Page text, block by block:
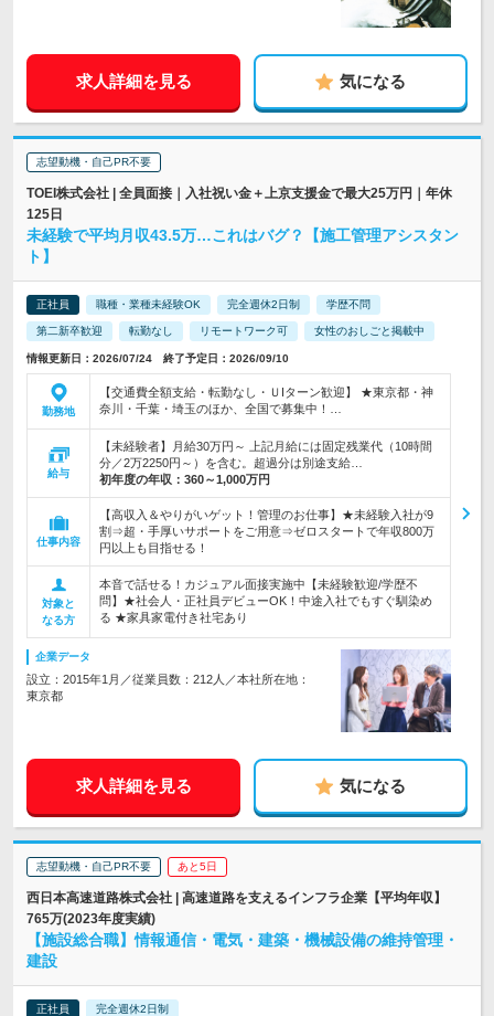
求人詳細を見る 気になる
志望動機・自己PR不要
TOEI株式会社 | 全員面接｜入社祝い金＋上京支援金で最大25万円｜年休
125日
未経験で平均月収43.5万…これはバグ？【施工管理アシスタン
ト】
正社員 職種・業種未経験OK 完全週休2日制 学歴不問
第二新卒歓迎 転勤なし リモートワーク可 女性のおしごと掲載中
情報更新日：2026/07/24 終了予定日：2026/09/10
勤務地
【交通費全額支給・転勤なし・ＵIターン歓迎】 ★東京都・神
奈川・千葉・埼玉のほか、全国で募集中！…
給与
【未経験者】月給30万円～ 上記月給には固定残業代（10時間
分／2万2250円～）を含む。超過分は別途支給…
初年度の年収： 360～1,000万円
仕事内容
【高収入＆やりがいゲット！管理のお仕事】★未経験入社が9
割⇒超・手厚いサポートをご用意⇒ゼロスタートで年収800万
円以上も目指せる！
対象と
なる方
本音で話せる！カジュアル面接実施中【未経験歓迎/学歴不
問】★社会人・正社員デビューOK！中途入社でもすぐ馴染め
る ★家具家電付き社宅あり
企業データ
設立：2015年1月／従業員数：212人／本社所在地：
東京都
求人詳細を見る 気になる
志望動機・自己PR不要 あと5日
西日本高速道路株式会社 | 高速道路を支えるインフラ企業【平均年収】
765万(2023年度実績)
【施設総合職】情報通信・電気・建築・機械設備の維持管理・
建設
正社員 完全週休2日制